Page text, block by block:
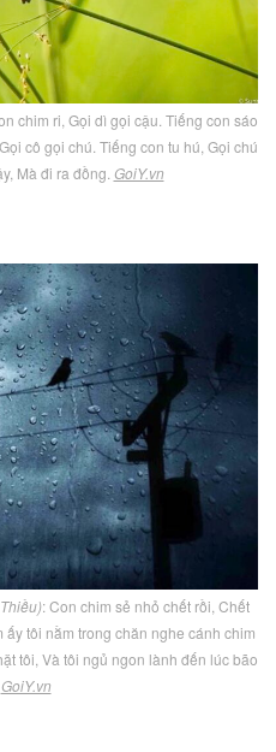
chim ri, Gọi dì gọi cậu. Tiếng con sáo
cô gọi chú. Tiếng con tu hú, Gọi chú
Mà đi ra đồng. GoiY.vn
: Con chim sẻ nhỏ chết rồi, Chết
tôi nằm trong chăn nghe cánh chim
tôi, Và tôi ngủ ngon lành đến lúc bão
GoiY.vn